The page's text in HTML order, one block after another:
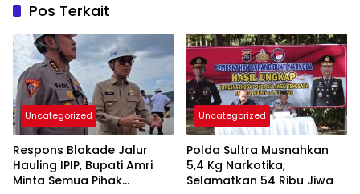
Pos Terkait
Uncategorized
Respons Blokade Jalur
Hauling IPIP, Bupati Amri
Minta Semua Pihak
Uncategorized
Polda Sultra Musnahkan
5,4 Kg Narkotika,
Selamatkan 54 Ribu Jiwa